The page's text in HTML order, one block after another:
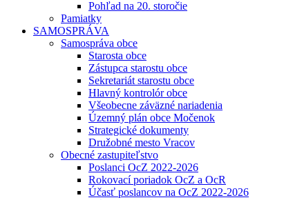
Pohľad na 20. storočie
Pamiatky
SAMOSPRÁVA
Samospráva obce
Starosta obce
Zástupca starostu obce
Sekretariát starostu obce
Hlavný kontrolór obce
Všeobecne záväzné nariadenia
Územný plán obce Močenok
Strategické dokumenty
Družobné mesto Vracov
Obecné zastupiteľstvo
Poslanci OcZ 2022-2026
Rokovací poriadok OcZ a OcR
Účasť poslancov na OcZ 2022-2026